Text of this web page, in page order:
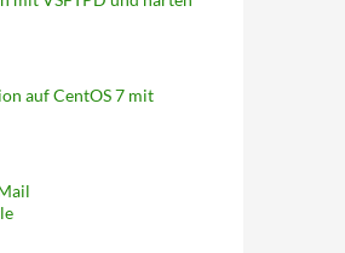
auf CentOS 7 mit